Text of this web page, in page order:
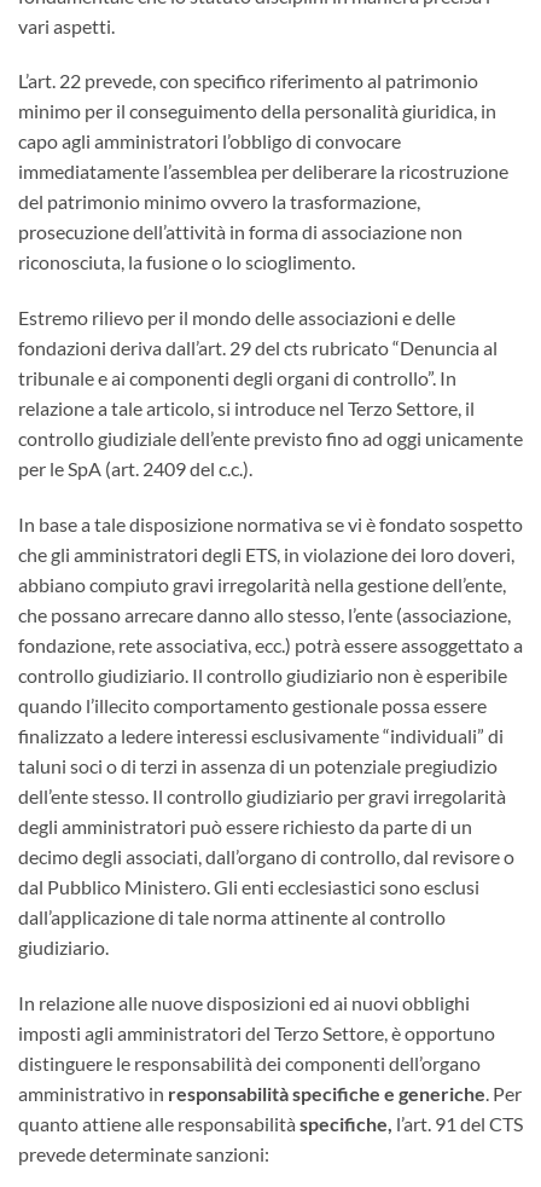
vari aspetti.
L’art. 22 prevede, con specifico riferimento al patrimonio
minimo per il conseguimento della personalità giuridica, in
capo agli amministratori l’obbligo di convocare
immediatamente l’assemblea per deliberare la ricostruzione
del patrimonio minimo ovvero la trasformazione,
prosecuzione dell’attività in forma di associazione non
riconosciuta, la fusione o lo scioglimento.
Estremo rilievo per il mondo delle associazioni e delle
fondazioni deriva dall’art. 29 del cts rubricato “Denuncia al
tribunale e ai componenti degli organi di controllo”. In
relazione a tale articolo, si introduce nel Terzo Settore, il
controllo giudiziale dell’ente previsto fino ad oggi unicamente
per le SpA (art. 2409 del c.c.).
In base a tale disposizione normativa se vi è fondato sospetto
che gli amministratori degli ETS, in violazione dei loro doveri,
abbiano compiuto gravi irregolarità nella gestione dell’ente,
che possano arrecare danno allo stesso, l’ente (associazione,
fondazione, rete associativa, ecc.) potrà essere assoggettato a
controllo giudiziario. Il controllo giudiziario non è esperibile
quando l’illecito comportamento gestionale possa essere
finalizzato a ledere interessi esclusivamente “individuali” di
taluni soci o di terzi in assenza di un potenziale pregiudizio
dell’ente stesso. Il controllo giudiziario per gravi irregolarità
degli amministratori può essere richiesto da parte di un
decimo degli associati, dall’organo di controllo, dal revisore o
dal Pubblico Ministero. Gli enti ecclesiastici sono esclusi
dall’applicazione di tale norma attinente al controllo
giudiziario.
In relazione alle nuove disposizioni ed ai nuovi obblighi
imposti agli amministratori del Terzo Settore, è opportuno
distinguere le responsabilità dei componenti dell’organo
amministrativo in responsabilità specifiche e generiche . Per
quanto attiene alle responsabilità specifiche, l’art. 91 del CTS
prevede determinate sanzioni: